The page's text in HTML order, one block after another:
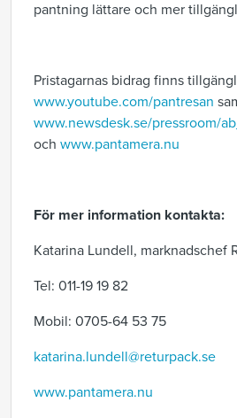
pantning lättare och mer
Pristagarnas bidrag finns
www.youtube.com/pantresan
www.newsdesk.se/pressroom/
och www.pantamera.nu
För mer information kontakta:
Katarina Lundell, marknadschef
Tel: 011-19 19 82
Mobil: 0705-64 53 75
katarina.lundell@returpack.se
www.pantamera.nu